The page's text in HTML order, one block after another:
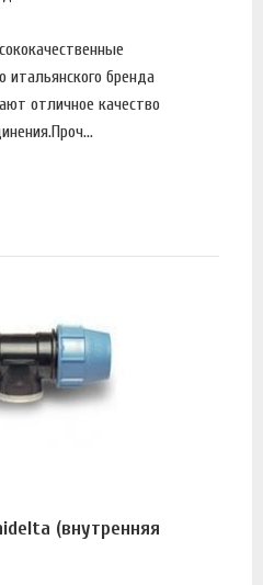
итальянского бренда
отличное качество
(внутренняя